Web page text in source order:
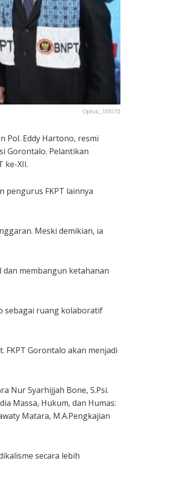
Oplus_131072
Pol. Eddy Hartono, resmi
Gorontalo. Pelantikan
ke-XII.
pengurus FKPT lainnya
Meski demikian, ia
membangun ketahanan
sebagai ruang kolaboratif
FKPT Gorontalo akan menjadi
Nur Syarhijjah Bone, S.Psi.
Massa, Hukum, dan Humas:
Matara, M.A.Pengkajian
secara lebih